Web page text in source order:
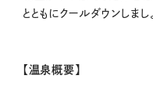
とともにクールダウンしまし
【温泉概要】